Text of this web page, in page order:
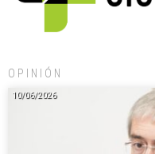
OPINIÓN
10/06/2026